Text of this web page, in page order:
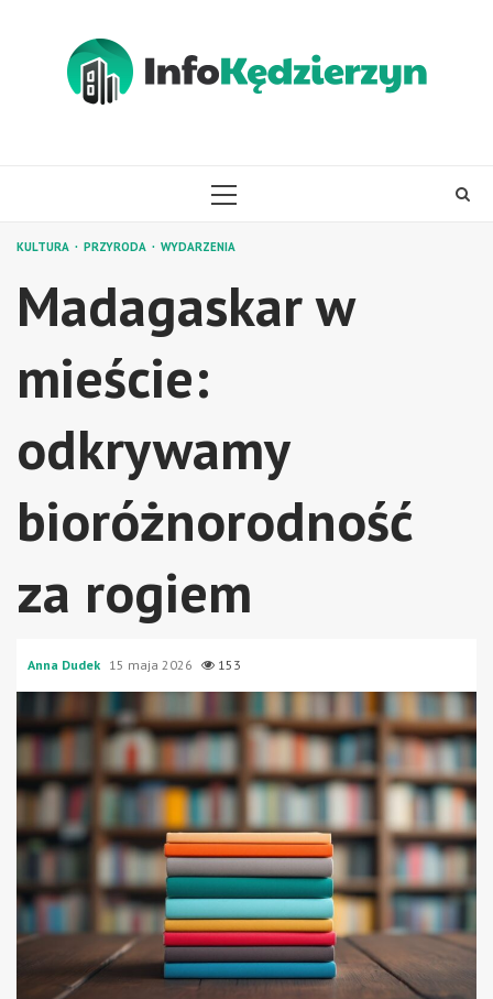
PRIMARY
KULTURA PRZYRODA WYDARZENIA
Madagaskar w
mieście:
odkrywamy
bioróżnorodność
za rogiem
Anna Dudek 15 maja 2026 153